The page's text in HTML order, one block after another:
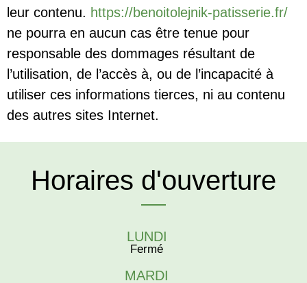
leur contenu. https://benoitolejnik-patisserie.fr/
ne pourra en aucun cas être tenue pour
responsable des dommages résultant de
l’utilisation, de l’accès à, ou de l’incapacité à
utiliser ces informations tierces, ni au contenu
des autres sites Internet.
Horaires d'ouverture
LUNDI
Fermé
MARDI